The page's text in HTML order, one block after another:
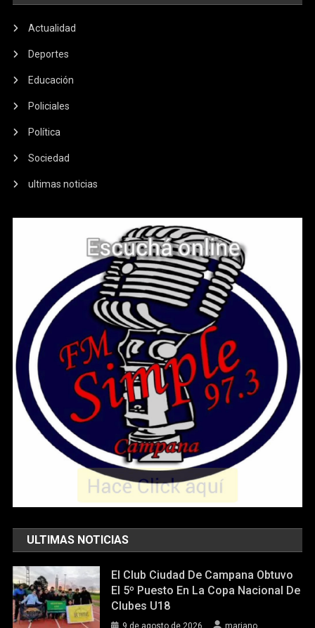
Actualidad
Deportes
Educación
Policiales
Política
Sociedad
ultimas noticias
ULTIMAS NOTICIAS
El Club Ciudad De Campana Obtuvo
El 5º Puesto En La Copa Nacional De
Clubes U18
9 de agosto de 2026 mariano